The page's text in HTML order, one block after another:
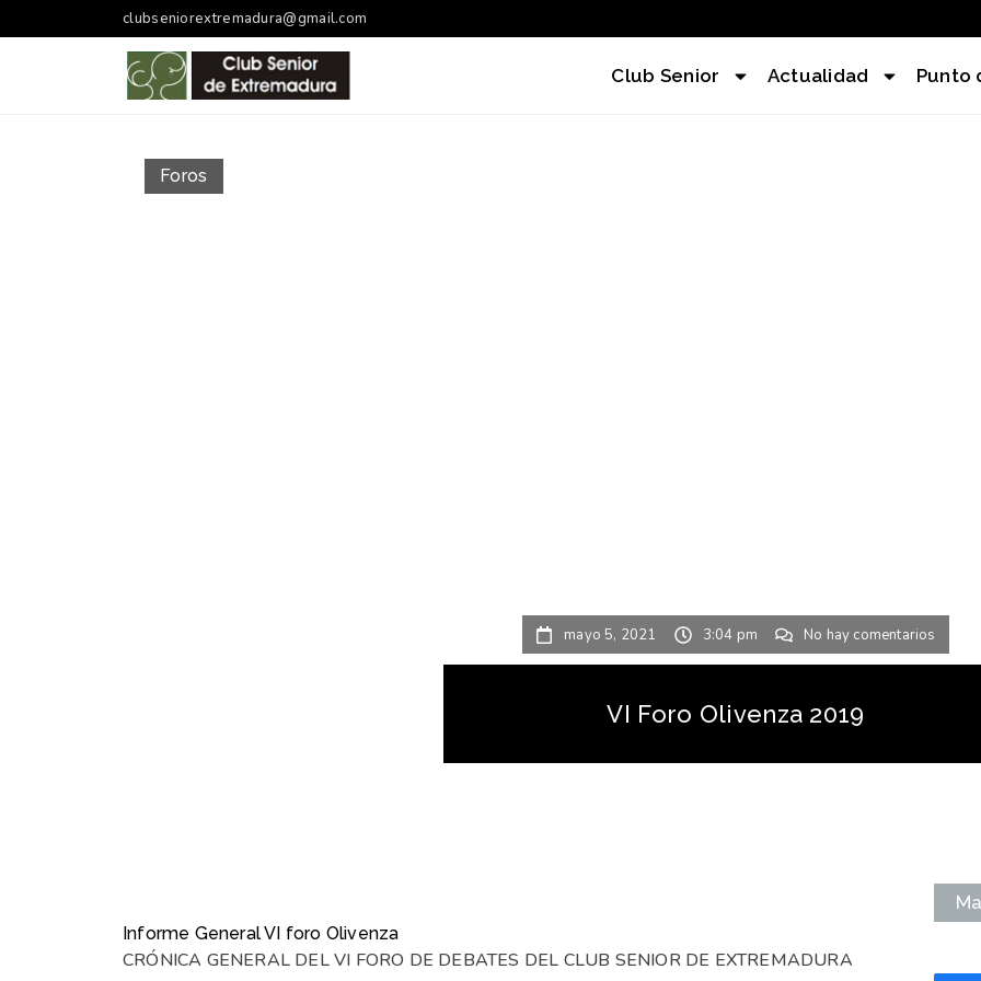
clubseniorextremadura@gmail.com
Club Senior Actualidad Punto
Foros
mayo 5, 2021 3:04 pm No hay comentarios
VI Foro Olivenza 2019
Informe General VI foro Olivenza
CRÓNICA GENERAL DEL VI FORO DE DEBATES DEL CLUB SENIOR DE EXTREMADURA